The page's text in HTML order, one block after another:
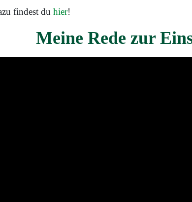
findest du hier!
Meine Rede zur